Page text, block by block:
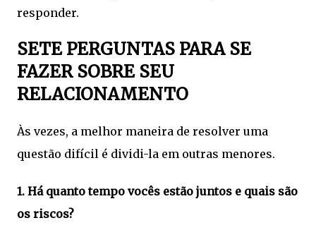
responder.
SETE PERGUNTAS PARA SE
FAZER SOBRE SEU
RELACIONAMENTO
Às vezes, a melhor maneira de resolver uma
questão difícil é dividi-la em outras menores.
1. Há quanto tempo vocês estão juntos e quais são
os riscos?